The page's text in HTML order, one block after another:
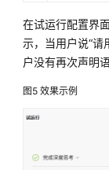
在试运行配置界
示，当用户说“请
户没有再次声明
图5 效果示例